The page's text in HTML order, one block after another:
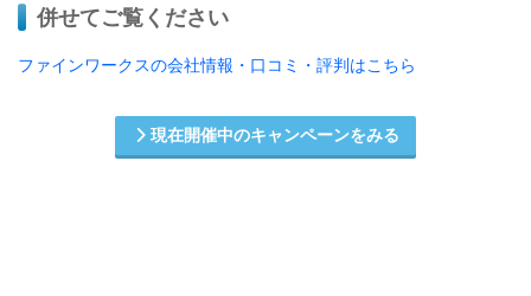
併せてご覧ください
ファインワークスの会社情報・口コミ・評判はこちら
現在開催中のキャンペーンをみる